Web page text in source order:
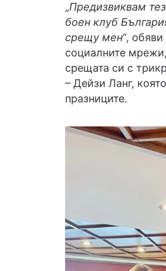
„Предизвиквам
боен клуб
срещу мен“,
социалните
срещата си с
– Дейзи Ланг,
празниците.